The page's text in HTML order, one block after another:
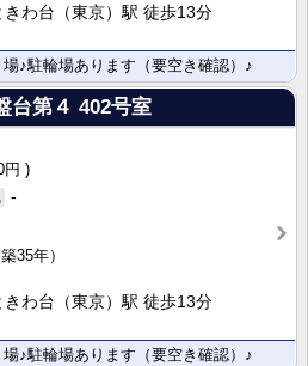
わ台（東京）駅 徒歩13分
♪駐輪場あります（要空き確認）♪
台第４ 402号室
円
-
築35年）
わ台（東京）駅 徒歩13分
♪駐輪場あります（要空き確認）♪